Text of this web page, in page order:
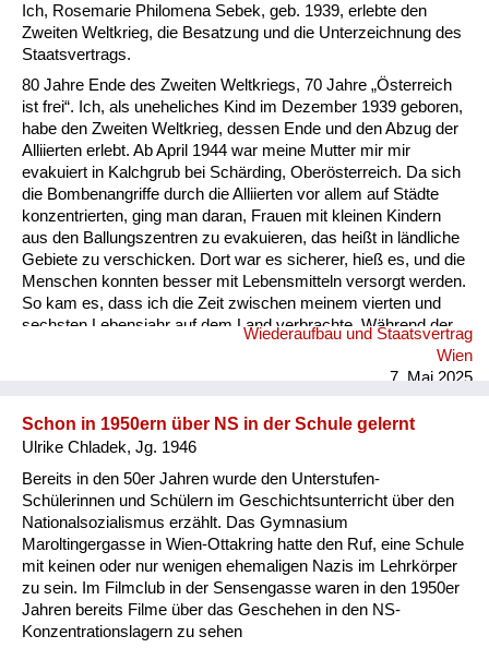
Ich, Rosemarie Philomena Sebek, geb. 1939, erlebte den
Zweiten Weltkrieg, die Besatzung und die Unterzeichnung des
Staatsvertrags.
80 Jahre Ende des Zweiten Weltkriegs, 70 Jahre „Österreich
ist frei“. Ich, als uneheliches Kind im Dezember 1939 geboren,
habe den Zweiten Weltkrieg, dessen Ende und den Abzug der
Alliierten erlebt. Ab April 1944 war meine Mutter mir mir
evakuiert in Kalchgrub bei Schärding, Oberösterreich. Da sich
die Bombenangriffe durch die Alliierten vor allem auf Städte
konzentrierten, ging man daran, Frauen mit kleinen Kindern
aus den Ballungszentren zu evakuieren, das heißt in ländliche
Gebiete zu verschicken. Dort war es sicherer, hieß es, und die
Menschen konnten besser mit Lebensmitteln versorgt werden.
So kam es, dass ich die Zeit zwischen meinem vierten und
sechsten Lebensjahr auf dem Land verbrachte. Während der
Zeit unserer Evakuierung fuhren wir einige Male nach Wien,
wo mir mulmig zumut war, wenn Erwachsene in Hektik
Kuckucks ertönte, womit Tiefflieger angekündigt wurden. Dann
schnappte mich ein Familienmitgli...
Wiederaufbau und Staatsvertrag
Wien
7. Mai 2025
Schon in 1950ern über NS in der Schule gelernt
Ulrike Chladek, Jg. 1946
Bereits in den 50er Jahren wurde den Unterstufen-
Schülerinnen und Schülern im Geschichtsunterricht über den
Nationalsozialismus erzählt. Das Gymnasium
Maroltingergasse in Wien-Ottakring hatte den Ruf, eine Schule
mit keinen oder nur wenigen ehemaligen Nazis im Lehrkörper
zu sein. Im Filmclub in der Sensengasse waren in den 1950er
Jahren bereits Filme über das Geschehen in den NS-
Konzentrationslagern zu sehen